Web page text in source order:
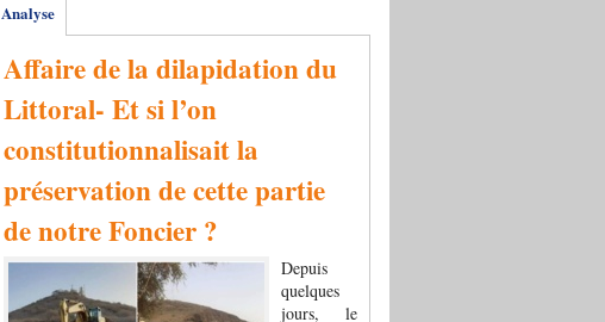
Analyse
Affaire de la dilapidation du
Littoral- Et si l’on
constitutionnalisait la
préservation de cette partie
de notre Foncier ?
Depuis
quelques
jours, le